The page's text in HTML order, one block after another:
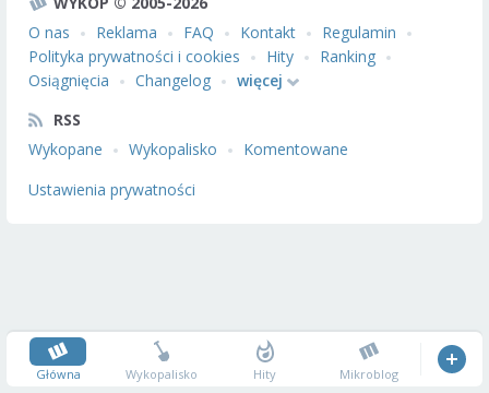
O nas
Reklama FAQ Kontakt
Regulamin
Polityka prywatności i cookies
Hity
Ranking
Osiągnięcia
Changelog
więcej
RSS
Wykopane
Wykopalisko
Komentowane
Ustawienia prywatności
Główna Wykopalisko Hity Mikroblog